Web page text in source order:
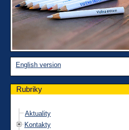
English version
Rubriky
Aktuality
Kontakty